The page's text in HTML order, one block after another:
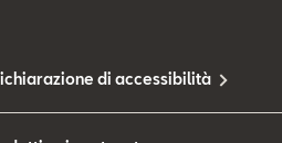
di accessibilità